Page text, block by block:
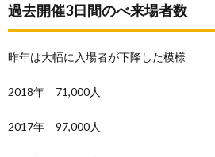
過去開催3日間のべ来場者数
昨年は大幅に入場者が下降した模様
2018年 71,000人
2017年 97,000人